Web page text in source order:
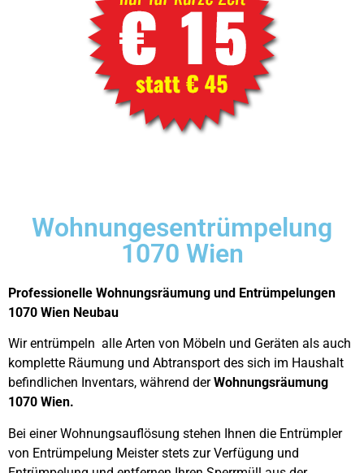
Wohnungesentrümpelung
1070 Wien
Professionelle Wohnungsräumung und Entrümpelungen
1070 Wien Neubau
Wir entrümpeln alle Arten von Möbeln und Geräten als auch
komplette Räumung und Abtransport des sich im Haushalt
befindlichen Inventars, während derWohnungsräumung
1070 Wien.
Bei einer Wohnungsauflösung stehen Ihnen die Entrümpler
von Entrümpelung Meister stets zur Verfügung und